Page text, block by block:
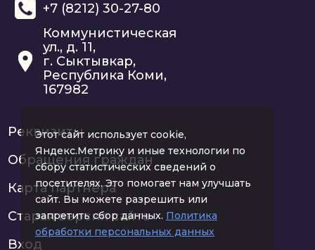
+7 (8212) 30-27-80
Коммунистическая
ул., д. 11,
г. Сыктывкар,
Республика Коми,
167982
Реквизиты
Обращения граждан
Карта партнера
Старая версия сайта
Вход
Этот сайт использует cookie,
Яндекс.Метрику и иные технологии по
сбору статистических сведений о
посетителях. Это помогает нам улучшать
сайт. Вы можете разрешить или
запретить сбор данных. Политика
обработки персональных данных